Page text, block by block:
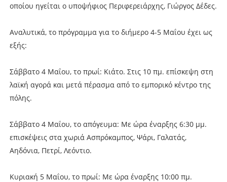
οποίου ηγείται ο υποψήφιος Περιφερειάρχης, Γιώργος Δέδες.
Αναλυτικά, το πρόγραμμα για το διήμερο 4-5 Μαΐου έχει ως
εξής:
Σάββατο 4 Μαΐου, το πρωί: Κιάτο. Στις 10 πμ. επίσκεψη στη
λαϊκή αγορά και μετά πέρασμα από το εμπορικό κέντρο της
πόλης.
Σάββατο 4 Μαΐου, το απόγευμα: Με ώρα έναρξης 6:30 μμ.
επισκέψεις στα χωριά Ασπρόκαμπος, Ψάρι, Γαλατάς,
Αηδόνια, Πετρί, Λεόντιο.
Κυριακή 5 Μαΐου, το πρωί: Με ώρα έναρξης 10:00 πμ.